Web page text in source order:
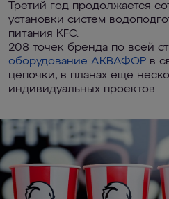
Третий год продолжается
установки систем
питания KFC.
208 точек бренда по всей
оборудование АКВАФОР в
цепочки, в планах еще
индивидуальных проектов.